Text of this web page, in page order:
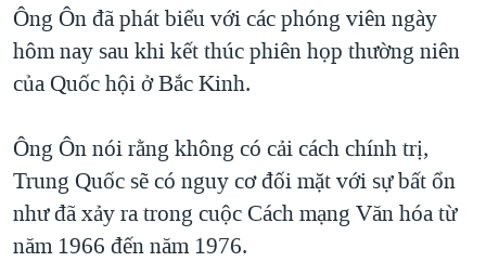
BÊN KIA QUỐC LỘ: TIẾNG VỌNG TỪ NÔNG THÔN MỸ
QUAN HỆ VIỆT MỸ
Ông Ôn đã phát biểu với các phóng viên ngày
hôm nay sau khi kết thúc phiên họp thường niên
của Quốc hội ở Bắc Kinh.
Ông Ôn nói rằng không có cải cách chính trị,
Trung Quốc sẽ có nguy cơ đối mặt với sự bất ổn
như đã xảy ra trong cuộc Cách mạng Văn hóa từ
năm 1966 đến năm 1976.